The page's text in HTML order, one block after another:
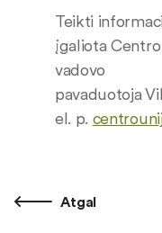
Teikti
įgaliota
vadovo
pavaduotoja
el. p.
Atgal